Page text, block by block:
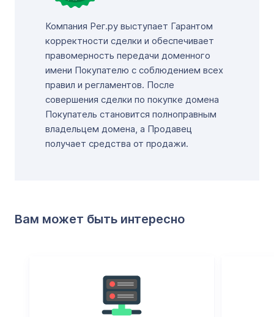
Компания Рег.ру выступает Гарантом
корректности сделки и обеспечивает
правомерность передачи доменного
имени Покупателю с соблюдением всех
правил и регламентов. После
совершения сделки по покупке домена
Покупатель становится полноправным
владельцем домена, а Продавец
получает средства от продажи.
Вам может быть интересно